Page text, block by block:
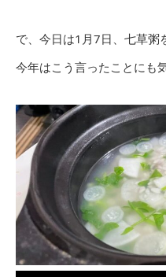
で、今日は1月7日、七草粥
今年はこう言ったことにも